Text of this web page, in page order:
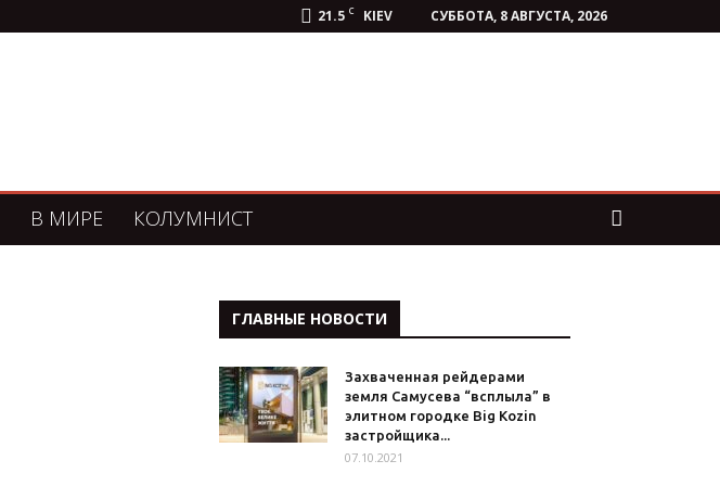
21.5 C KIEV СУББОТА, 8 АВГУСТА, 2026
В МИРЕ КОЛУМНИСТ
ГЛАВНЫЕ НОВОСТИ
Захваченная рейдерами
земля Самусева “всплыла” в
элитном городке Big Kozin
застройщика...
07.10.2021